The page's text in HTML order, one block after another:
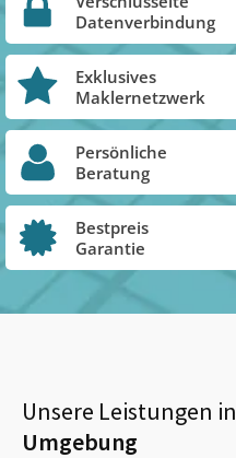
Datenverbindung
Exklusives
Maklernetzwerk
Persönliche
Beratung
Bestpreis
Garantie
Unsere Leistungen in
Umgebung